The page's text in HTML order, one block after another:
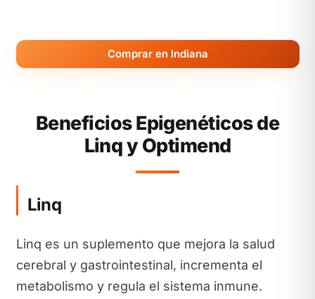
Comprar en Indiana
Beneficios Epigenéticos de
Linq y Optimend
Linq
Linq es un suplemento que mejora la salud
cerebral y gastrointestinal, incrementa el
metabolismo y regula el sistema inmune.